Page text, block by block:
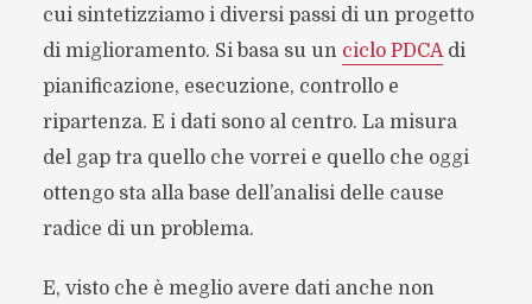
cui sintetizziamo i diversi passi di un progetto
di miglioramento. Si basa su un ciclo PDCAdi
pianificazione, esecuzione, controllo e
ripartenza. E i dati sono al centro. La misura
del gap tra quello che vorrei e quello che oggi
ottengo sta alla base dell’analisi delle cause
radice di un problema.
E, visto che è meglio avere dati anche non